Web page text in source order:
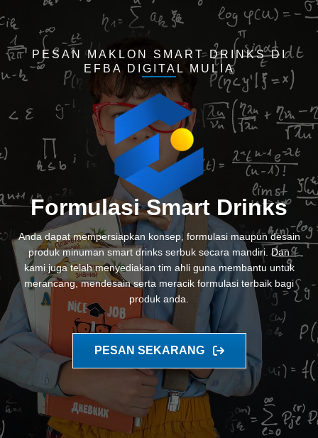
PESAN MAKLON SMART DRINKS DI
EFBA DIGITAL MULIA
Formulasi Smart Drinks
Anda dapat mempersiapkan konsep, formulasi maupun desain
produk minuman smart drinks serbuk secara mandiri. Dan
kami juga telah menyediakan tim ahli guna membantu untuk
merancang, mendesain serta meracik formulasi terbaik bagi
produk anda.
PESAN SEKARANG